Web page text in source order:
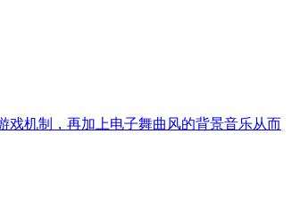
戏机制，再加上电子舞曲风的背景音乐从而